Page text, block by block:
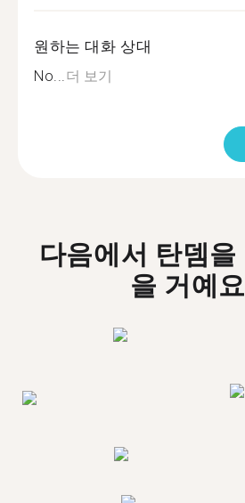
원하는 대화 상대
No...더 보기
다음에서 탄뎀을
을 거예